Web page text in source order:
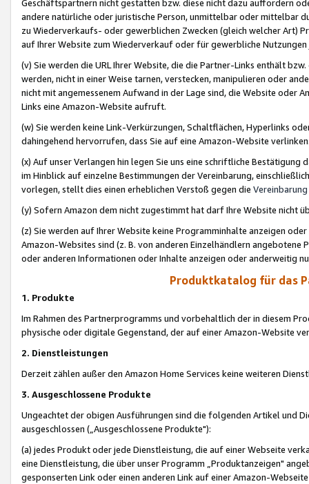
Geschäftspartnern nicht gestatten bzw. diese nicht dazu auffordern
andere natürliche oder juristische Person, unmittelbar oder mittelbar
zu Wiederverkaufs- oder gewerblichen Zwecken (gleich welcher Art)
auf Ihrer Website zum Wiederverkauf oder für gewerbliche
(v) Sie werden die URL Ihrer Website, die die Partner-Links enthält
werden, nicht in einer Weise tarnen, verstecken, manipulieren oder
nicht mit angemessenem Aufwand in der Lage sind, die Website oder
Links eine Amazon-Website aufruft.
(w) Sie werden keine Link-Verkürzungen, Schaltflächen, Hyperlinks
dahingehend hervorrufen, dass Sie auf eine Amazon-Website
(x) Auf unser Verlangen hin legen Sie uns eine schriftliche
im Hinblick auf einzelne Bestimmungen der Vereinbarung,
vorlegen, stellt dies einen erheblichen Verstoß gegen die Vereinbarung
(y) Sofern Amazon dem nicht zugestimmt hat darf Ihre Website nicht
(z) Sie werden auf Ihrer Website keine Programminhalte anzeigen
Amazon-Websites sind (z. B. von anderen Einzelhändlern
oder anderen Informationen oder Inhalte anzeigen oder anderweitig
Produktkatalog für das
1. Produkte
Im Rahmen des Partnerprogramms und vorbehaltlich der in diesem
physische oder digitale Gegenstand, der auf einer Amazon-Website
2. Dienstleistungen
Derzeit zählen außer den Amazon Home Services keine weiteren
3. Ausgeschlossene Produkte
Ungeachtet der obigen Ausführungen sind die folgenden Artikel und
ausgeschlossen („Ausgeschlossene Produkte"):
(a) jedes Produkt oder jede Dienstleistung, die auf einer Webseite
eine Dienstleistung, die über unser Programm „Produktanzeigen"
gesponserten Link oder einen anderen Link auf einer Amazon-